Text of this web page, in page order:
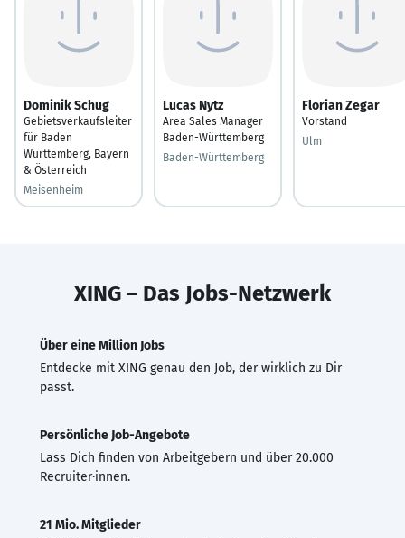
Dominik Schug
Gebietsverkaufsleiter
für Baden
Württemberg, Bayern
& Österreich
Meisenheim
Lucas Nytz
Area Sales Manager
Baden-Württemberg
Baden-Württemberg
Florian Zegar
Vorstand
Ulm
XING – Das Jobs-Netzwerk
Über eine Million Jobs
Entdecke mit XING genau den Job, der wirklich zu Dir
passt.
Persönliche Job-Angebote
Lass Dich finden von Arbeitgebern und über 20.000
Recruiter·innen.
21 Mio. Mitglieder